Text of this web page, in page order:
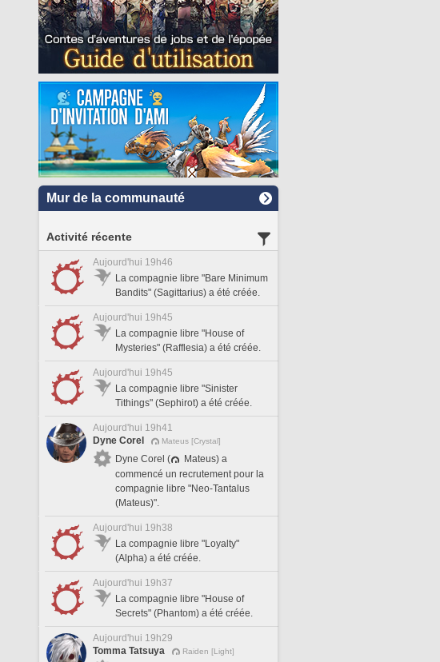
Mur de la communauté
Activité récente
Aujourd'hui 19h46
La compagnie libre "Bare Minimum
Bandits" (Sagittarius) a été créée.
Aujourd'hui 19h45
La compagnie libre "House of
Mysteries" (Rafflesia) a été créée.
Aujourd'hui 19h45
La compagnie libre "Sinister
Tithings" (Sephirot) a été créée.
Aujourd'hui 19h41
Dyne Corel
Mateus [Crystal]
Dyne Corel (
Mateus) a
commencé un recrutement pour la
compagnie libre "Neo-Tantalus
(Mateus)".
Aujourd'hui 19h38
La compagnie libre "Loyalty"
(Alpha) a été créée.
Aujourd'hui 19h37
La compagnie libre "House of
Secrets" (Phantom) a été créée.
Aujourd'hui 19h29
Tomma Tatsuya
Raiden [Light]